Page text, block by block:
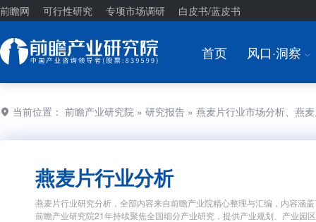
前瞻网 可行性研究 专项市场调研 白皮书/蓝皮书
首页 风口·洞察 I
当前位置： 前瞻产业研究院 » 研究报告 » 燕麦片行业市场分析、燕
燕麦片行业分析
燕麦片行业研究分析，全部内容来自前瞻产业院精心整理与汇编，内容涵
前瞻产业研究院21年持续聚焦全国细分产业研究，提供产业规划、产业园